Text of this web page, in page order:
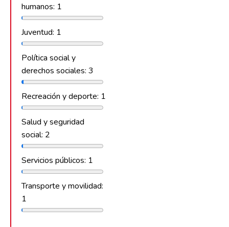
humanos: 1
Juventud: 1
Política social y
derechos sociales: 3
Recreación y deporte: 1
Salud y seguridad
social: 2
Servicios públicos: 1
Transporte y movilidad:
1